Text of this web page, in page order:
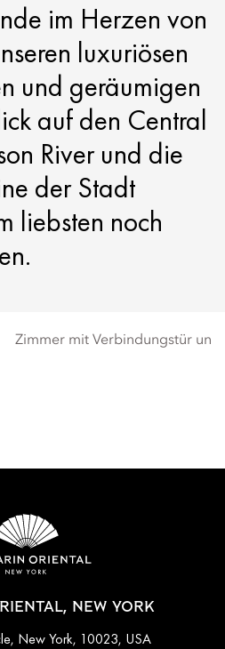
im Herzen von
luxuriösen
und geräumigen
auf den Central
River und die
der Stadt
liebsten noch
Zimmer mit Verbindungstür und
NEW YORK
New York, 10023, USA